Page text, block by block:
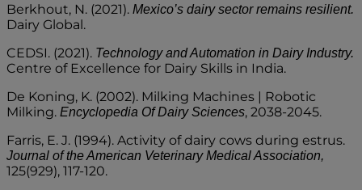
Berkhout, N. (2021). Mexico’s dairy sector remains resilient.
Dairy Global.
CEDSI. (2021). Technology and Automation in Dairy Industry.
Centre of Excellence for Dairy Skills in India.
De Koning, K. (2002). Milking Machines | Robotic
Milking. Encyclopedia Of Dairy Sciences, 2038-2045.
Farris, E. J. (1994). Activity of dairy cows during estrus.
Journal of the American Veterinary Medical Association,
125(929), 117-120.